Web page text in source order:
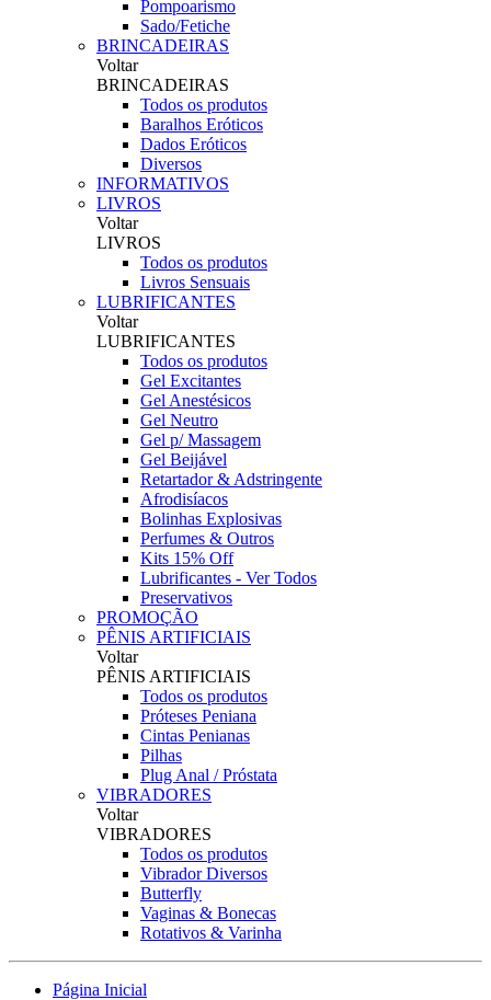
Pompoarismo
Sado/Fetiche
BRINCADEIRAS
Voltar
BRINCADEIRAS
Todos os produtos
Baralhos Eróticos
Dados Eróticos
Diversos
INFORMATIVOS
LIVROS
Voltar
LIVROS
Todos os produtos
Livros Sensuais
LUBRIFICANTES
Voltar
LUBRIFICANTES
Todos os produtos
Gel Excitantes
Gel Anestésicos
Gel Neutro
Gel p/ Massagem
Gel Beijável
Retartador & Adstringente
Afrodisíacos
Bolinhas Explosivas
Perfumes & Outros
Kits 15% Off
Lubrificantes - Ver Todos
Preservativos
PROMOÇÃO
PÊNIS ARTIFICIAIS
Voltar
PÊNIS ARTIFICIAIS
Todos os produtos
Próteses Peniana
Cintas Penianas
Pilhas
Plug Anal / Próstata
VIBRADORES
Voltar
VIBRADORES
Todos os produtos
Vibrador Diversos
Butterfly
Vaginas & Bonecas
Rotativos & Varinha
Página Inicial